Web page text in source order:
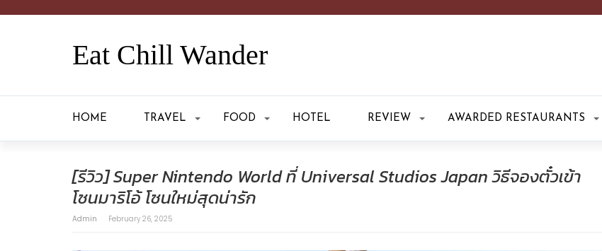
Eat Chill Wander
HOME TRAVEL FOOD HOTEL REVIEW AWARDED RESTAURANTS
[รีวิว] Super Nintendo World ที่ Universal Studios Japan วิธีจองตั๋วเข้า
โซนมาริโอ้ โซนใหม่สุดน่ารัก
Admin February 26, 2025